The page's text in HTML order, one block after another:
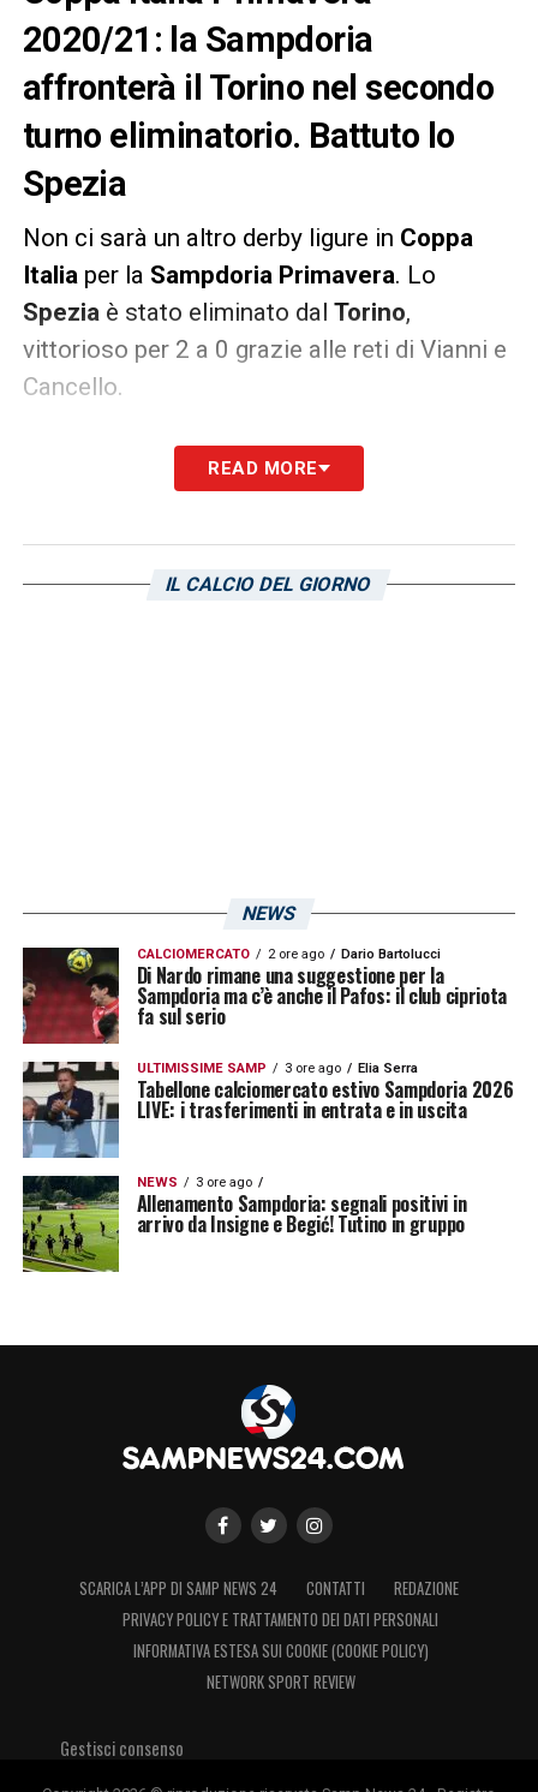
2020/21: la Sampdoria
affronterà il Torino nel secondo
turno eliminatorio. Battuto lo
Spezia
Non ci sarà un altro derby ligure in Coppa
Italia per la Sampdoria Primavera. Lo
Spezia è stato eliminato dal Torino,
vittorioso per 2 a 0 grazie alle reti di Vianni e
Cancello.
La squadra di mister Tufano, dopo aver vinto
2 a 0 contro la Virtus Entella, affronterà i
LA PLAYLIST DELLE NOSTRE TOP NEWS
READ MORE
IL CALCIO DEL GIORNO
NEWS
CALCIOMERCATO 2 ore ago Dario Bartolucci
Di Nardo rimane una suggestione per la
Sampdoria ma c’è anche il Pafos: il club cipriota
fa sul serio
ULTIMISSIME SAMP 3 ore ago Elia Serra
Tabellone calciomercato estivo Sampdoria 2026
LIVE: i trasferimenti in entrata e in uscita
NEWS 3 ore ago
Allenamento Sampdoria: segnali positivi in
arrivo da Insigne e Begić! Tutino in gruppo
SCARICA L’APP DI SAMP NEWS 24 CONTATTI
REDAZIONE
PRIVACY POLICY E TRATTAMENTO DEI DATI PERSONALI
INFORMATIVA ESTESA SUI COOKIE (COOKIE POLICY)
NETWORK SPORT REVIEW
Gestisci consenso